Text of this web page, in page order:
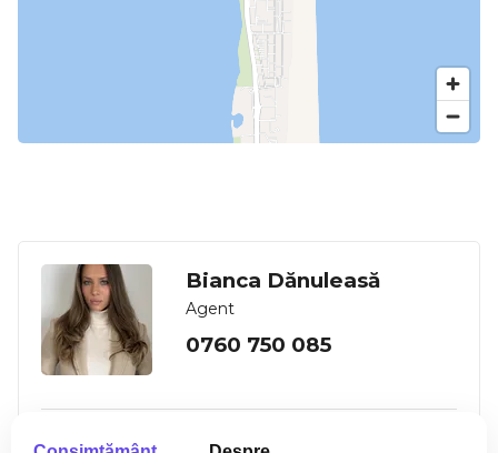
Bianca Dănuleasă
Agent
0760 750 085